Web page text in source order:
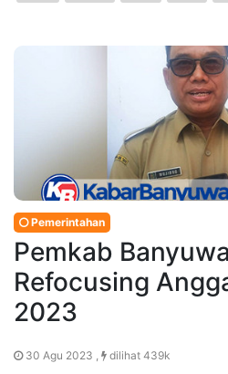
Pemerintahan
Pemkab
Refocusing
2023
30 Agu 2023 , dilihat 439k